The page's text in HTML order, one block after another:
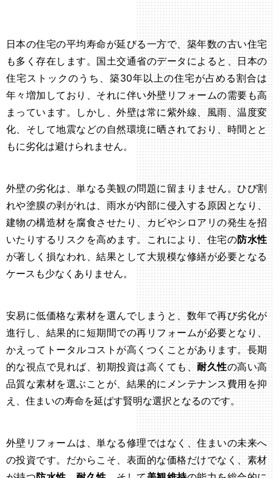
日本の住宅の平均寿命が延びる一方で、築年数の古い住宅
も多く存在します。国土交通省のデータによると、日本の
住宅ストックのうち、築30年以上の住宅が占める割合は
年々増加しており、それに伴い外壁リフォームの需要も高
まっています。しかし、外壁は常に紫外線、風雨、温度変
化、そして地震などの自然環境に晒されており、時間とと
もに劣化は避けられません。
外壁の劣化は、単なる美観の問題に留まりません。ひび割
れや塗膜の剥がれは、雨水が内部に侵入する原因となり、
建物の構造材を腐食させたり、カビやシロアリの発生を招
いたりするリスクを高めます。これにより、住宅の防水性
が著しく損なわれ、結果として大規模な修繕が必要となる
ケースも少なくありません。
安易に低価格な素材を選んでしまうと、数年で再び劣化が
進行し、結果的に短期間での再リフォームが必要となり、
かえってトータルコストが高くつくことがあります。長期
的な視点で見れば、初期投資は高くても、耐久性の高い高
品質な素材を選ぶことが、結果的にメンテナンス費用を抑
え、住まいの寿命を延ばす賢明な選択となるのです。
外壁リフォームは、単なる修理ではなく、住まいの未来へ
の投資です。だからこそ、表面的な価格だけでなく、素材